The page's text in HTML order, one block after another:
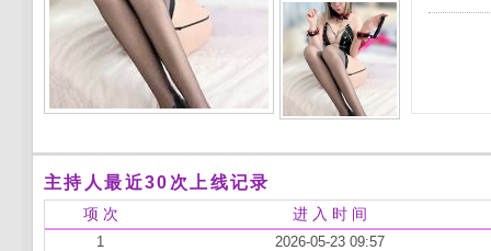
主持人最近30次上线记录
项 次 进 入 时 间
1
2026-05-23 09:57